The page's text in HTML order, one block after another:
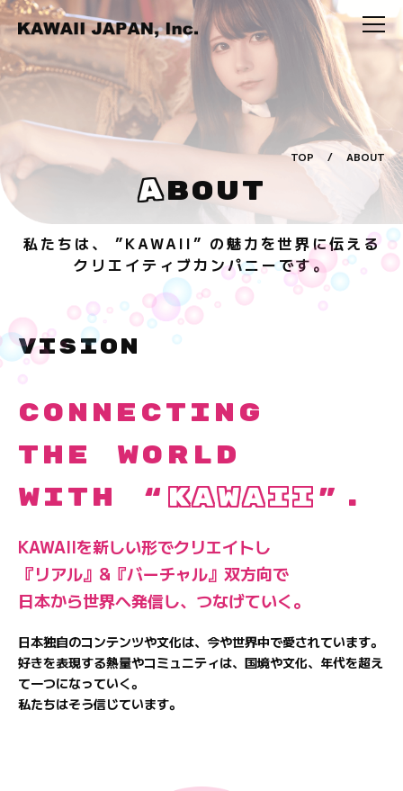
ABOUT
私たちは、 ”KAWAII” の魅力を世界に伝える
クリエイティブカンパニーです。
TOP / ABOUT
VISION
Connecting
the world
with “ KAWAII ”.
KAWAIIを新しい形でクリエイトし
『リアル』&『バーチャル』双方向で
日本から世界へ発信し、つなげていく。
日本独自のコンテンツや文化は、今や世界中で愛されています。
好きを表現する熱量やコミュニティは、国境や文化、年代を超え
て一つになっていく。
私たちはそう信じています。